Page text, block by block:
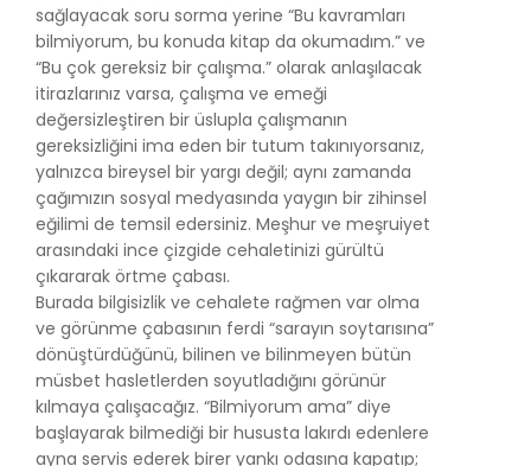
sağlayacak soru sorma yerine “Bu kavramları
bilmiyorum, bu konuda kitap da okumadım.” ve
“Bu çok gereksiz bir çalışma.” olarak anlaşılacak
itirazlarınız varsa, çalışma ve emeği
değersizleştiren bir üslupla çalışmanın
gereksizliğini ima eden bir tutum takınıyorsanız,
yalnızca bireysel bir yargı değil; aynı zamanda
çağımızın sosyal medyasında yaygın bir zihinsel
eğilimi de temsil edersiniz. Meşhur ve meşruiyet
arasındaki ince çizgide cehaletinizi gürültü
çıkararak örtme çabası.
Burada bilgisizlik ve cehalete rağmen var olma
ve görünme çabasının ferdi “sarayın soytarısına”
dönüştürdüğünü, bilinen ve bilinmeyen bütün
müsbet hasletlerden soyutladığını görünür
kılmaya çalışacağız. “Bilmiyorum ama” diye
başlayarak bilmediği bir hususta lakırdı edenlere
ayna servis ederek birer yankı odasına kapatıp;